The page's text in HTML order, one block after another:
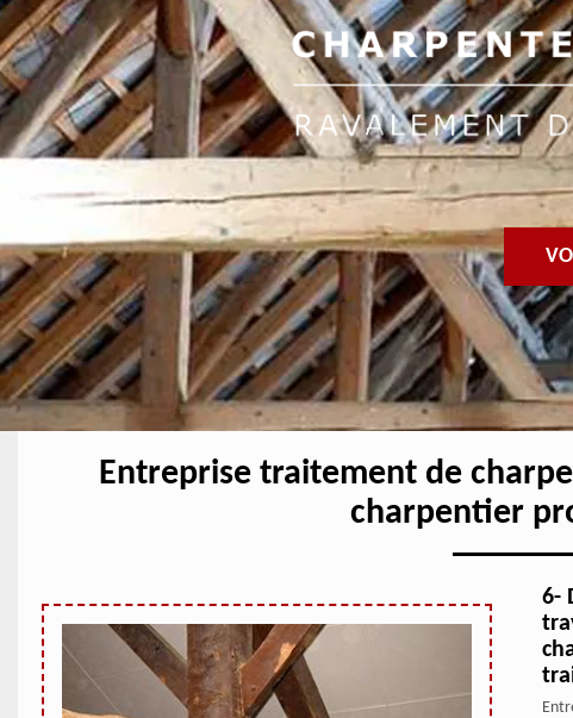
Entreprise traitement de
charpentier
6-